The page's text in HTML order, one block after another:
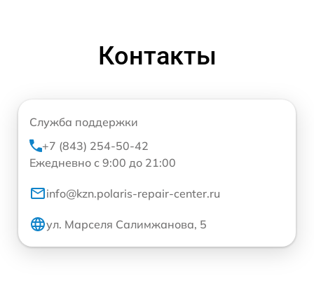
Контакты
Служба поддержки
+7 (843) 254-50-42
Ежедневно с 9:00 до 21:00
info@kzn.polaris-repair-center.ru
ул. Марселя Салимжанова, 5